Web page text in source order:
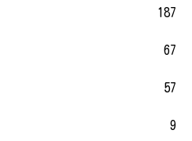
187
67
57
9